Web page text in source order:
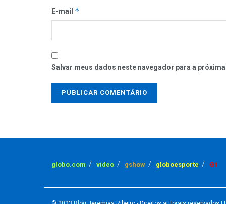
E-mail *
Salvar meus dados neste navegador para a
globo.com vídeo gshow globoesporte G1